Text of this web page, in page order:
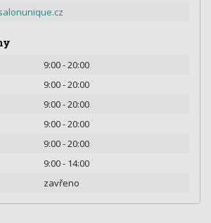
9:00 - 20:00
9:00 - 20:00
9:00 - 20:00
9:00 - 20:00
9:00 - 20:00
9:00 - 14:00
zavřeno